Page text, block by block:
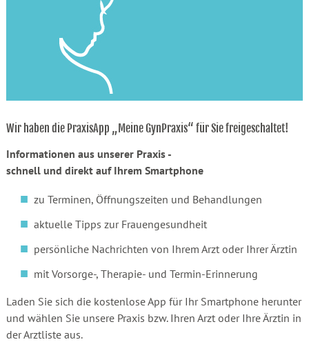
Wir haben die PraxisApp „Meine GynPraxis“ für Sie freigeschaltet!
Informationen aus unserer Praxis -
schnell und direkt auf Ihrem Smartphone
zu Terminen, Öffnungszeiten und Behandlungen
aktuelle Tipps zur Frauengesundheit
persönliche Nachrichten von Ihrem Arzt oder Ihrer Ärztin
mit Vorsorge-, Therapie- und Termin-Erinnerung
Laden Sie sich die kostenlose App für Ihr Smartphone herunter
und wählen Sie unsere Praxis bzw. Ihren Arzt oder Ihre Ärztin in
der Arztliste aus.